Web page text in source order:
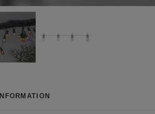
INFORMATION